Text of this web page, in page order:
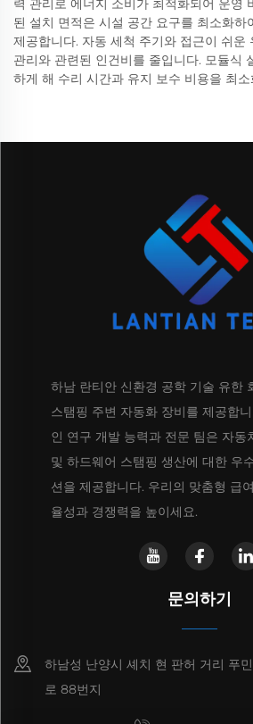
된 설치 면적은 시설 공간 요구를 최소화하
제공합니다. 자동 세척 주기와 접근이 쉬운
관리와 관련된 인건비를 줄입니다. 모듈식
하게 해 수리 시간과 유지 보수 비용을 최소
하남 란티안 신환경 공학 기술 유한
스탬핑 주변 자동화 장비를 제공합
인 연구 개발 능력과 전문 팀은 자동
및 하드웨어 스탬핑 생산에 대한 우
션을 제공합니다. 우리의 맞춤형 급
율성과 경쟁력을 높이세요.
문의하기
하남성 난양시 셰치 현 판허 거리 푸
로 88번지